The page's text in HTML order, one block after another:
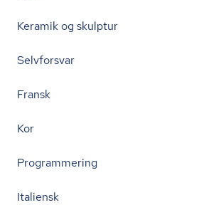
Keramik og skulptur
Selvforsvar
Fransk
Kor
Programmering
Italiensk